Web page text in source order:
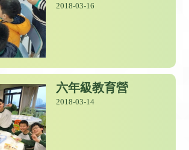
2018-03-16
六年級教育營
2018-03-14